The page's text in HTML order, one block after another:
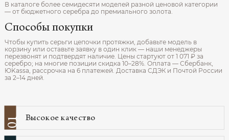
В каталоге более семидесяти моделей разной ценовой категории
— от бюджетного серебра до премиального золота.
Способы покупки
Чтобы купить серьги цепочки протяжки, добавьте модель в
корзину или оставьте заявку в один клик — наши менеджеры
перезвонят и подтвердят наличие. Цены стартуют от 1 071 ₽ за
серебро; на многие позиции скидка 10–28%. Оплата — Сбербанк,
ЮKassa, рассрочка на 6 платежей. Доставка СДЭК и Почтой России
за 2–14 дней.
01 Высокое качество